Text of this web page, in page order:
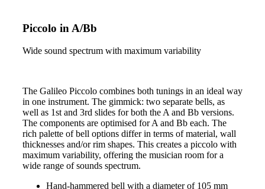
Piccolo in A/Bb
Wide sound spectrum with maximum variability
The Galileo Piccolo combines both tunings in an ideal way
in one instrument. The gimmick: two separate bells, as
well as 1st and 3rd slides for both the A and Bb versions.
The components are optimised for A and Bb each. The
rich palette of bell options differ in terms of material, wall
thicknesses and/or rim shapes. This creates a piccolo with
maximum variability, offering the musician room for a
wide range of sounds spectrum.
Hand-hammered bell with a diameter of 105 mm